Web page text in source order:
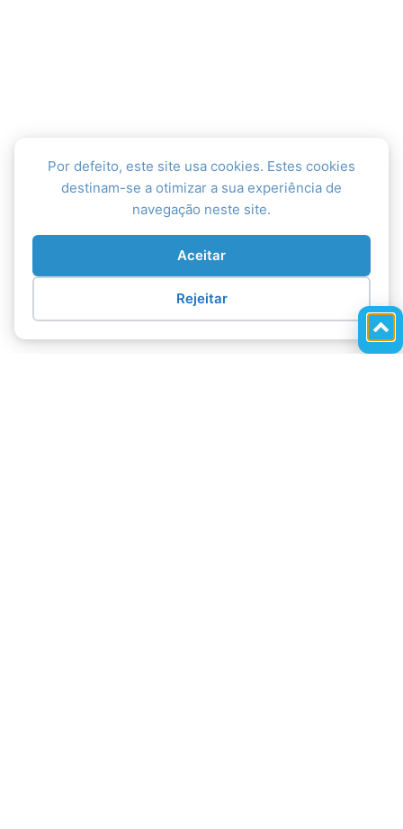
Por defeito, este site usa cookies. Estes cookies
destinam-se a otimizar a sua experiência de
navegação neste site.
Aceitar
Rejeitar